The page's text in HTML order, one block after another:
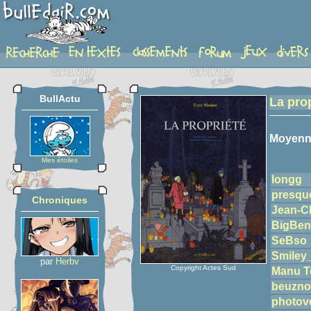
detail-etoiles
BullActu
Mes étoiles
Chroniques
par Herbv
Copyright Actes Sud
La
longg
Jean-
BigBen
SeBso
Manu
beuzno